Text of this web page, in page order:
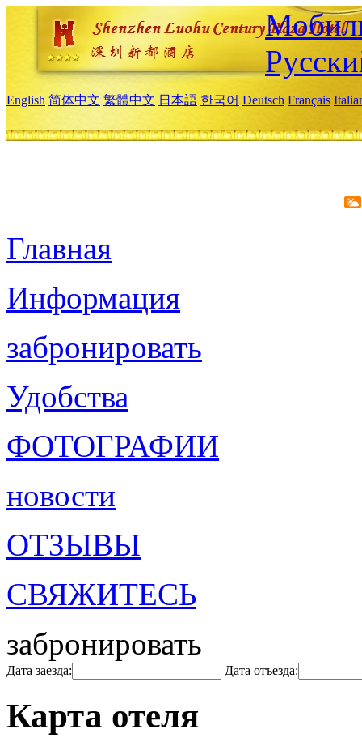
English 简体中文 繁體中文 日本語 한국어 Deutsch Français
Главная
Информация
забронировать
Удобства
ФОТОГРАФИИ
новости
ОТЗЫВЫ
СВЯЖИТЕСЬ
забронировать
Дата заезда: Дата отъезда:
Карта отеля